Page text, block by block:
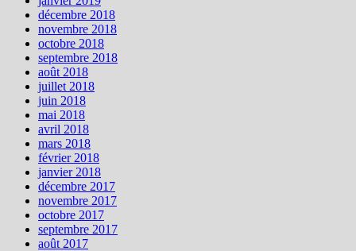
décembre 2018
novembre 2018
octobre 2018
septembre 2018
août 2018
juillet 2018
juin 2018
mai 2018
avril 2018
mars 2018
février 2018
janvier 2018
décembre 2017
novembre 2017
octobre 2017
septembre 2017
août 2017